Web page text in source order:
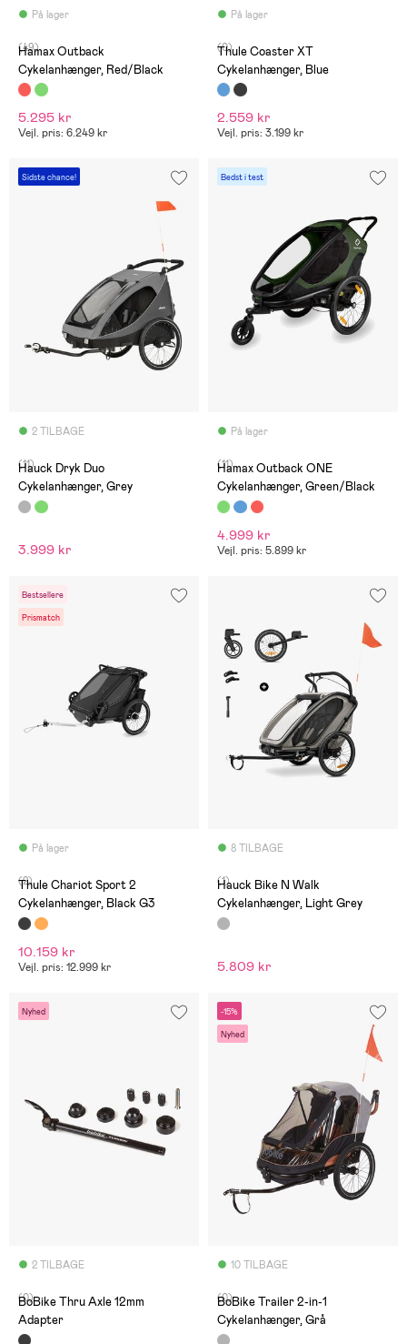
På lager
(49)
Hamax Outback
Cykelanhænger, Red/Black
5.295 kr
Vejl. pris: 6.249 kr
På lager
(0)
Thule Coaster XT
Cykelanhænger, Blue
2.559 kr
Vejl. pris: 3.199 kr
Sidste chance!
2 TILBAGE
(11)
Hauck Dryk Duo
Cykelanhænger, Grey
3.999 kr
Bedst i test
På lager
(11)
Hamax Outback ONE
Cykelanhænger, Green/Black
4.999 kr
Vejl. pris: 5.899 kr
Bestsellere
Prismatch
På lager
(2)
Thule Chariot Sport 2
Cykelanhænger, Black G3
10.159 kr
Vejl. pris: 12.999 kr
8 TILBAGE
(1)
Hauck Bike N Walk
Cykelanhænger, Light Grey
5.809 kr
Nyhed
2 TILBAGE
(0)
BoBike Thru Axle 12mm
Adapter
-15%
Nyhed
10 TILBAGE
(0)
BoBike Trailer 2-in-1
Cykelanhænger, Grå